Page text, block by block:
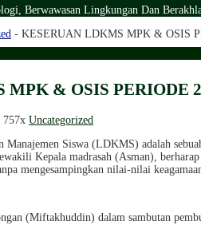
Berwawasan Lingkungan Dan
- KESERUAN LDKMS MPK & OSIS
MPK & OSIS PERIODE
757x Uncategorized
Siswa (LDKMS) adalah
Kepala madrasah (Asman),
mengesampingkan nilai-nilai
(Miftakhuddin) dalam sambutan